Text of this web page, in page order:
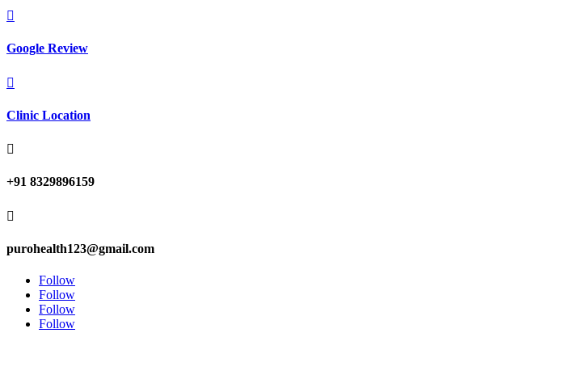

Google Review

Clinic Location

+91 8329896159

purohealth123@gmail.com
Follow
Follow
Follow
Follow